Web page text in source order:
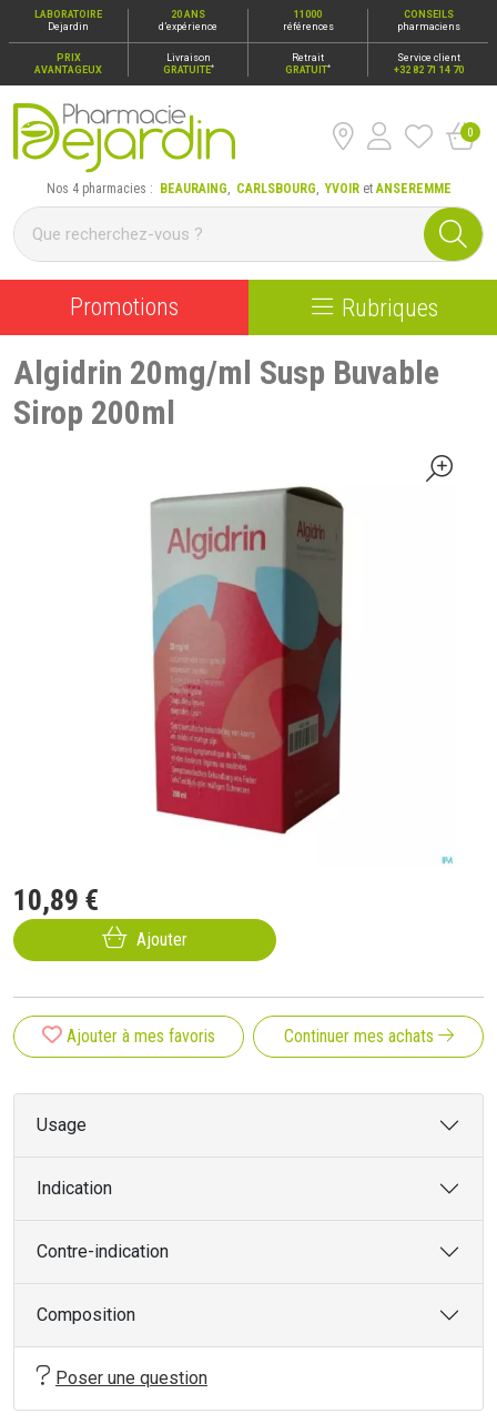
LABORATOIRE
Dejardin
20 ANS
d’expérience
11000
références
CONSEILS
pharmaciens
PRIX
AVANTAGEUX
Livraison
GRATUITE*
Retrait
GRATUIT*
Service client
+32 82 71 14 70
Pharmacie Dejardin Nos 4 pharmacies : Beauraing,
0
Nos 4 pharmacies : BEAURAING, CARLSBOURG,YVOIRetANSEREMME
Promotions Rubriques
Algidrin 20mg/ml Susp Buvable
Sirop 200ml
10,89 €
Ajouter
Ajouter à mes favoris Continuer mes achats
Usage
Indication
Contre-indication
Composition
Poser une question